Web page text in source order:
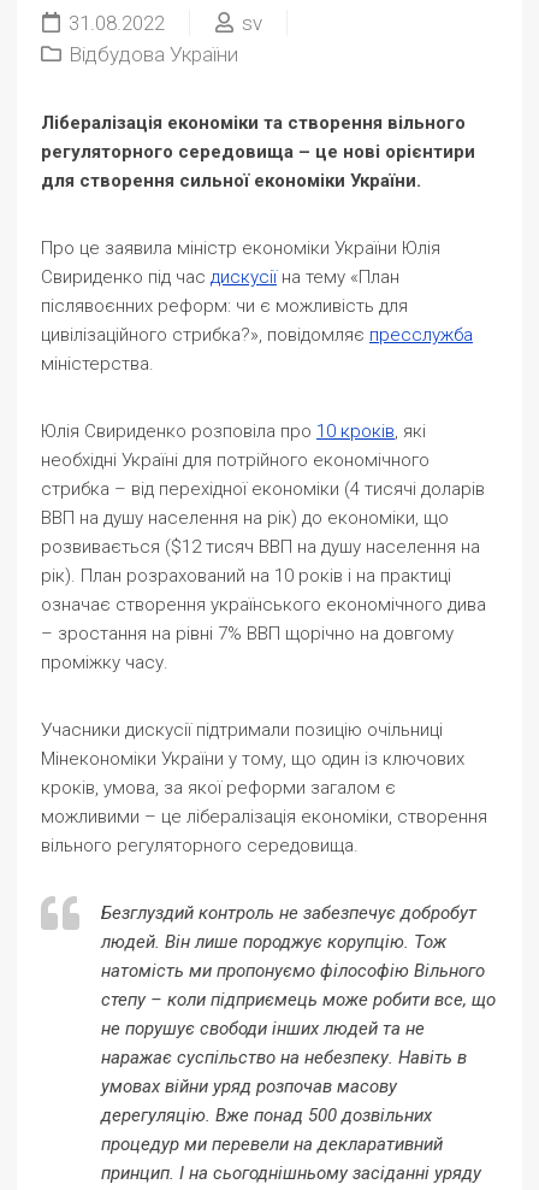
31.08.2022
sv
Відбудова України
Лібералізація економіки та створення вільного
регуляторного середовища – це нові орієнтири
для створення сильної економіки України.
Про це заявила міністр економіки України Юлія
Свириденко під час дискусіїна тему «План
післявоєнних реформ: чи є можливість для
цивілізаційного стрибка?», повідомляє пресслужба
міністерства.
Юлія Свириденко розповіла про 10 кроків, які
необхідні Україні для потрійного економічного
стрибка – від перехідної економіки (4 тисячі доларів
ВВП на душу населення на рік) до економіки, що
розвивається ($12 тисяч ВВП на душу населення на
рік). План розрахований на 10 років і на практиці
означає створення українського економічного дива
– зростання на рівні 7% ВВП щорічно на довгому
проміжку часу.
Учасники дискусії підтримали позицію очільниці
Мінекономіки України у тому, що один із ключових
кроків, умова, за якої реформи загалом є
можливими – це лібералізація економіки, створення
вільного регуляторного середовища.
Безглуздий контроль не забезпечує добробут
людей. Він лише породжує корупцію. Тож
натомість ми пропонуємо філософію Вільного
степу – коли підприємець може робити все, що
не порушує свободи інших людей та не
наражає суспільство на небезпеку. Навіть в
умовах війни уряд розпочав масову
дерегуляцію. Вже понад 500 дозвільних
процедур ми перевели на декларативний
принцип. І на сьогоднішньому засіданні уряду